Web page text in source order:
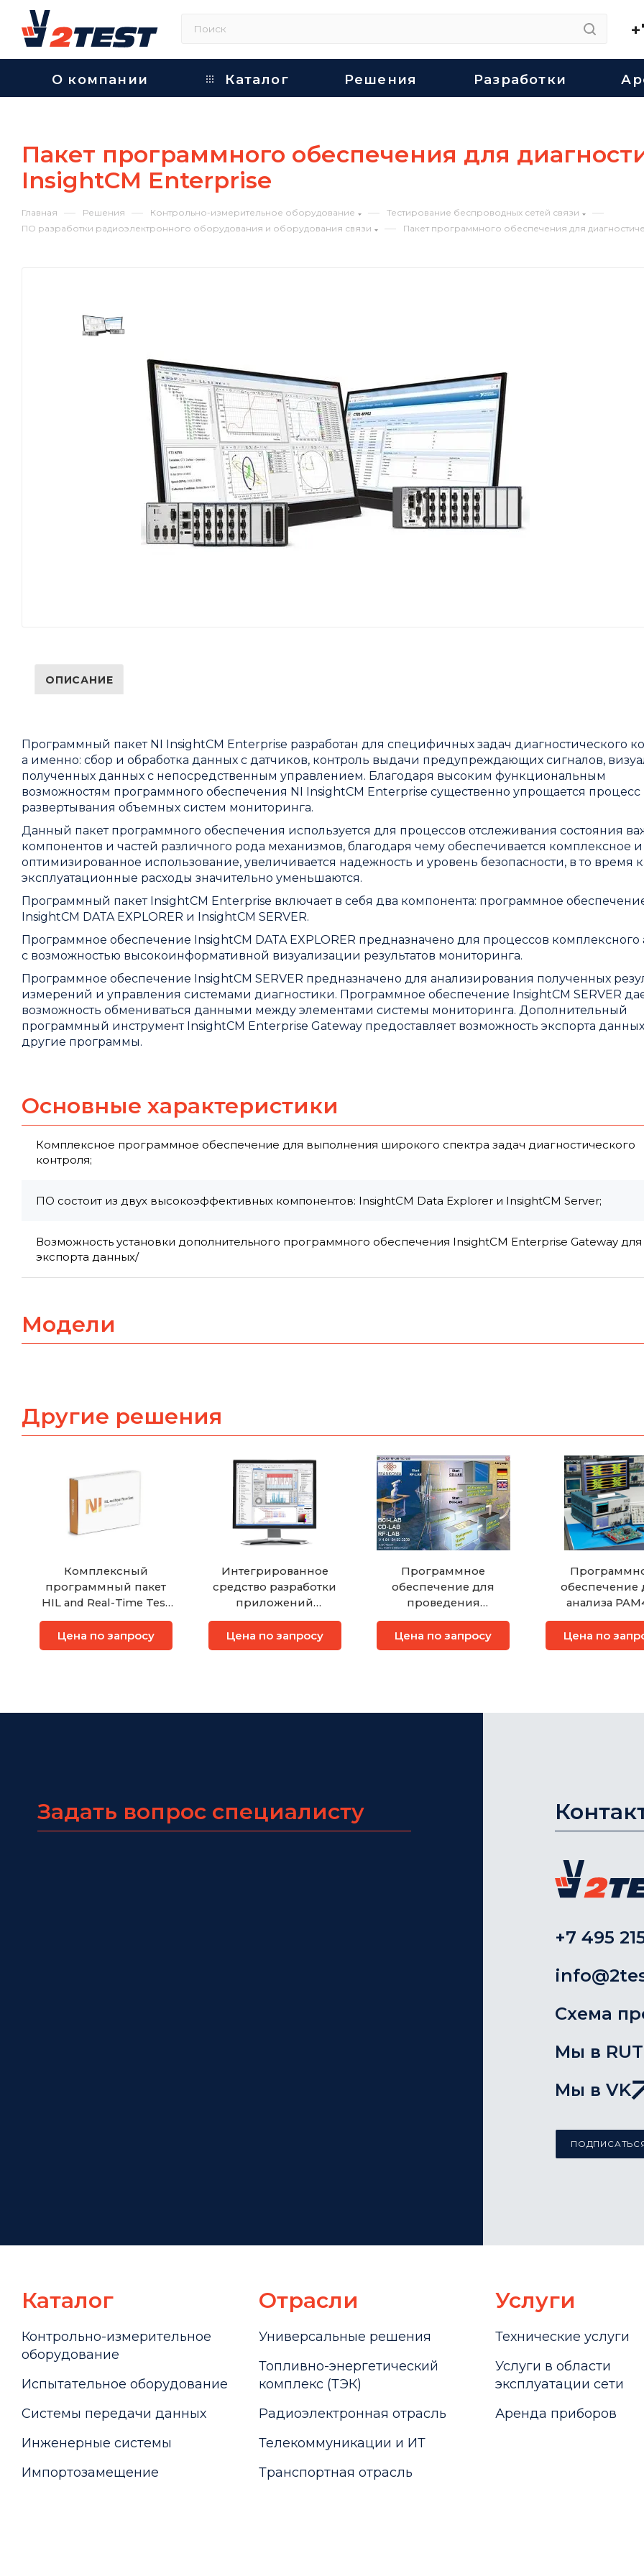
О компании Каталог Решения Разработки
Пакет программного обеспечения для
InsightCM Enterprise
Главная — Решения — Контрольно-измерительное оборудование — Тестирование беспроводных сетей связи —
ПО разработки радиоэлектронного оборудования и оборудования связи — Пакет программного обеспечения для
ОПИСАНИЕ
Программный пакет NI InsightCM Enterprise разработан для специфичных задач диагностического
а именно: сбор и обработка данных с датчиков, контроль выдачи предупреждающих сигналов,
полученных данных с непосредственным управлением. Благодаря высоким функциональным
возможностям программного обеспечения NI InsightCM Enterprise существенно упрощается процесс
развертывания объемных систем мониторинга.
Данный пакет программного обеспечения используется для процессов отслеживания состояния
компонентов и частей различного рода механизмов, благодаря чему обеспечивается комплексное и
оптимизированное использование, увеличивается надежность и уровень безопасности, в то время
эксплуатационные расходы значительно уменьшаются.
Программный пакет InsightCM Enterprise включает в себя два компонента: программное
InsightCM DATA EXPLORER и InsightCM SERVER.
Программное обеспечение InsightCM DATA EXPLORER предназначено для процессов комплексного
с возможностью высокоинформативной визуализации результатов мониторинга.
Программное обеспечение InsightCM SERVER предназначено для анализирования полученных
измерений и управления системами диагностики. Программное обеспечение InsightCM SERVER
возможность обмениваться данными между элементами системы мониторинга. Дополнительный
программный инструмент InsightCM Enterprise Gateway предоставляет возможность экспорта
другие программы.
Основные характеристики
Комплексное программное обеспечение для выполнения широкого спектра задач диагностического
контроля;
ПО состоит из двух высокоэффективных компонентов: InsightCM Data Explorer и InsightCM Server;
Возможность установки дополнительного программного обеспечения InsightCM Enterprise Gateway для
экспорта данных/
Модели
Другие решения
Комплексный
программный пакет
HIL and Real-Time Test
Software Suite
Цена по запросу
Интегрированное
средство разработки
приложений
Measurement Studio
Цена по запросу
Программное
обеспечение для
проведения
испытаний на ЭМС
Цена по запросу
обеспечение
анализа
системах
Цена по
Задать вопрос специалисту
+7 495
Схема
Мы в
Мы в VK
Каталог
Контрольно-измерительное
оборудование
Испытательное оборудование
Системы передачи данных
Инженерные системы
Импортозамещение
Отрасли
Универсальные решения
Топливно-энергетический
комплекс (ТЭК)
Радиоэлектронная отрасль
Телекоммуникации и ИТ
Транспортная отрасль
Услуги
Технические услуги
Услуги в области
эксплуатации сети
Аренда приборов